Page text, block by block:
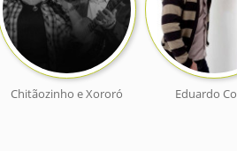
Chitãozinho e Xororó Eduardo